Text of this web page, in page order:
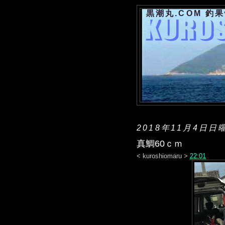
黒潮丸.COM 釣
2018年11月4日日
真鯛60ｃｍ
< kuroshiomaru > 22:01